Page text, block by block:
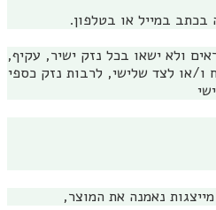
במייל או בטלפון.
ולא ישאו בכל נזק ישיר, עקיף,
ו/או לצד שלישי, לרבות נזק כספי
נאמנה את המוצר,